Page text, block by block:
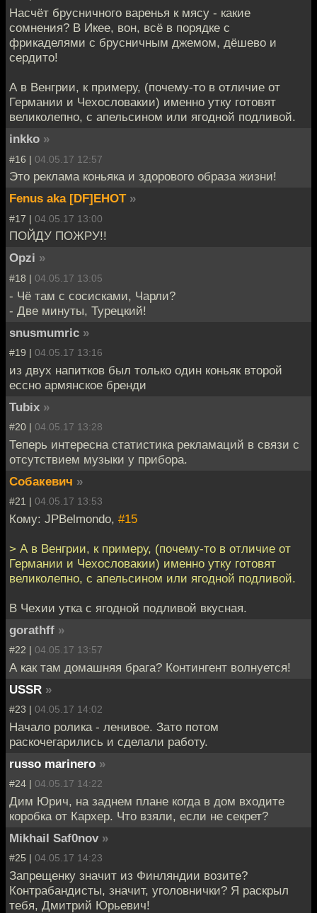
Насчёт брусничного варенья к мясу - какие
сомнения? В Икее, вон, всё в порядке с
фрикаделями с брусничным джемом, дёшево и
сердито!
А в Венгрии, к примеру, (почему-то в отличие от
Германии и Чехословакии) именно утку готовят
великолепно, с апельсином или ягодной подливой.
inkko »
#16 | 04.05.17 12:57
Это реклама коньяка и здорового образа жизни!
Fenus aka [DF]EHOT »
#17 | 04.05.17 13:00
ПОЙДУ ПОЖРУ!!
Opzi »
#18 | 04.05.17 13:05
- Чё там с сосисками, Чарли?
- Две минуты, Турецкий!
snusmumric »
#19 | 04.05.17 13:16
из двух напитков был только один коньяк второй
ессно армянское бренди
Tubix »
#20 | 04.05.17 13:28
Теперь интересна статистика рекламаций в связи с
отсутствием музыки у прибора.
Собакевич »
#21 | 04.05.17 13:53
Кому: JPBelmondo, #15
> А в Венгрии, к примеру, (почему-то в отличие от
Германии и Чехословакии) именно утку готовят
великолепно, с апельсином или ягодной подливой.
В Чехии утка с ягодной подливой вкусная.
gorathff »
#22 | 04.05.17 13:57
А как там домашняя брага? Контингент волнуется!
USSR »
#23 | 04.05.17 14:02
Начало ролика - ленивое. Зато потом
раскочегарились и сделали работу.
russo marinero »
#24 | 04.05.17 14:22
Дим Юрич, на заднем плане когда в дом входите
коробка от Кархер. Что взяли, если не секрет?
Mikhail Saf0nov »
#25 | 04.05.17 14:23
Запрещенку значит из Финляндии возите?
Контрабандисты, значит, уголовнички? Я раскрыл
тебя, Дмитрий Юрьевич!